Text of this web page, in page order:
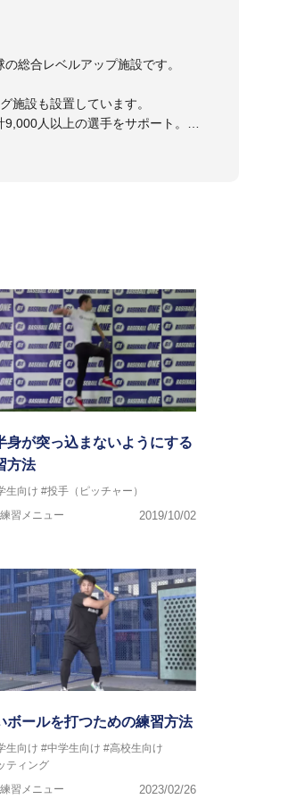
総合レベルアップ施設です。
施設も設置しています。
人以上の選手をサポート。
身が突っ込まないようにする
方法
生向け #投手（ピッチャー）
習メニュー
2019/10/02
ボールを打つための練習方法
生向け #中学生向け #高校生向け
ティング
習メニュー
2023/02/26